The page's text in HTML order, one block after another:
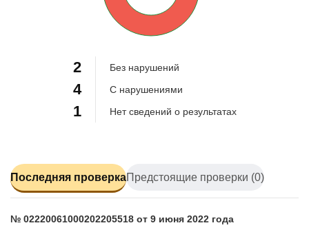
2
4
1
Без нарушений
С нарушениями
Нет сведений о результатах
Последняя проверкаПредстоящие проверки (0)
№ 02220061000202205518 от 9 июня 2022 года